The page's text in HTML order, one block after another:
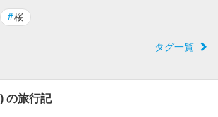
#桜
タグ一覧
の旅行記